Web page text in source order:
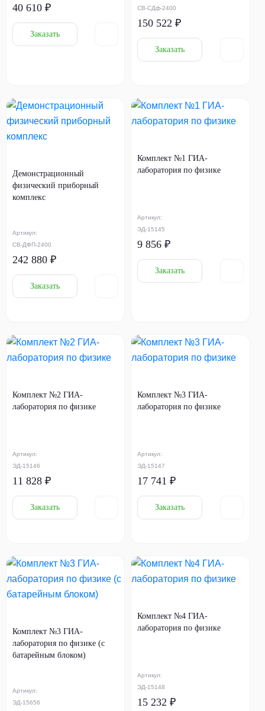
40 610 ₽
Заказать
СВ-СДф-2400
150 522 ₽
Заказать
Артикул:
СВ-ДФП-2400
Демонстрационный
физический приборный
комплекс
242 880 ₽
Заказать
Артикул:
ЭД-15145
Комплект №1 ГИА-
лаборатория по физике
9 856 ₽
Заказать
Артикул:
ЭД-15146
Комплект №2 ГИА-
лаборатория по физике
11 828 ₽
Заказать
Артикул:
ЭД-15147
Комплект №3 ГИА-
лаборатория по физике
17 741 ₽
Заказать
Артикул:
ЭД-15656
Комплект №3 ГИА-
лаборатория по физике (с
батарейным блоком)
Артикул:
ЭД-15148
Комплект №4 ГИА-
лаборатория по физике
15 232 ₽